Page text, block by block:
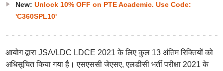
New: Unlock 10% OFF on PTE Academic. Use Code:
'C360SPL10'
आयोग द्वारा JSA/LDC LDCE 2021 के लिए कुल 13 अंतिम रिक्तियों को
अधिसूचित किया गया है। एसएससी जेएसए, एलडीसी भर्ती परीक्षा 2021 के